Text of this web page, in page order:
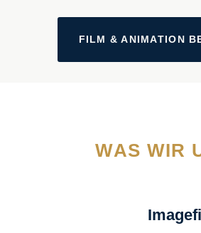
FILM & ANI­MA­TI­ON
WAS WIR